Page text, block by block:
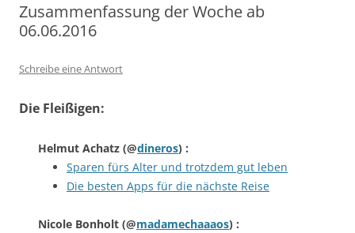
Zusammenfassung der Woche ab
06.06.2016
Schreibe eine Antwort
Die Fleißigen:
Helmut Achatz (@dineros) :
Sparen fürs Alter und trotzdem gut leben
Die besten Apps für die nächste Reise
Nicole Bonholt (@madamechaaaos) :